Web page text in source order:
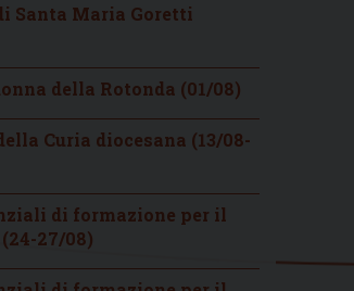
Santa Maria Goretti
della Rotonda (01/08)
Curia diocesana (13/08-
di formazione per il
27/08)